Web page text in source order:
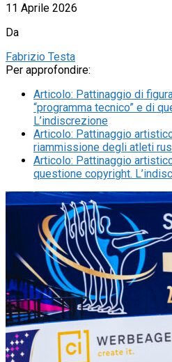
11 Aprile 2026
Da
Fabrizio Testa
Per approfondire:
Articolo: Pattinaggio di
“programma tecnico” e di
L’indiscrezione
Articolo: Pattinaggio
riammissione degli atleti
Articolo: Pattinaggio
questione copyright.